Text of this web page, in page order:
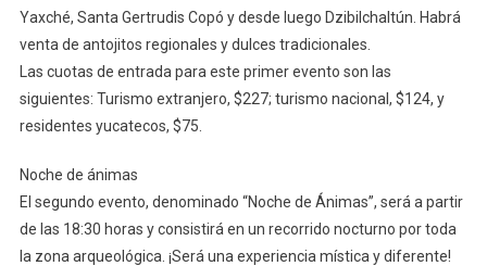
Yaxché, Santa Gertrudis Copó y desde luego Dzibilchaltún. Habrá
venta de antojitos regionales y dulces tradicionales.
Las cuotas de entrada para este primer evento son las
siguientes: Turismo extranjero, $227; turismo nacional, $124, y
residentes yucatecos, $75.
Noche de ánimas
El segundo evento, denominado “Noche de Ánimas”, será a partir
de las 18:30 horas y consistirá en un recorrido nocturno por toda
la zona arqueológica. ¡Será una experiencia mística y diferente!